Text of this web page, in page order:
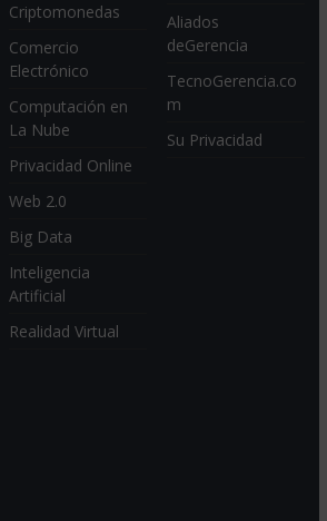
Criptomonedas
Comercio
Electrónico
Computación en
La Nube
Privacidad Online
Web 2.0
Big Data
Inteligencia
Artificial
Realidad Virtual
Aliados
deGerencia
TecnoGerencia.co
m
Su Privacidad